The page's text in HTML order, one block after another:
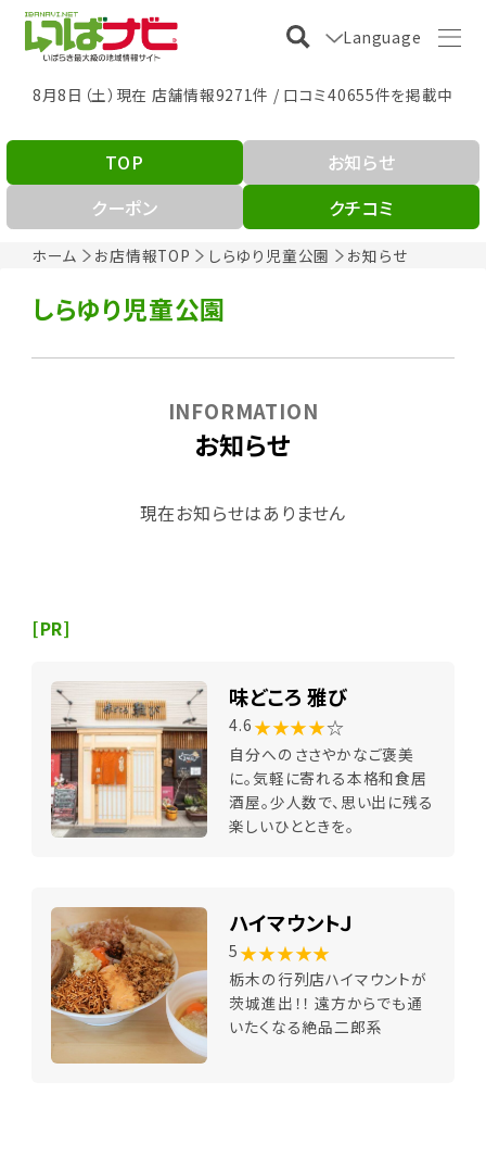
Language
8月8日（土）現在 店舗情報9271件 / 口コミ40655件を掲載中
ホーム お店情報TOP しらゆり児童公園 お知らせ
TOP
お知らせ
クーポン
クチコミ
しらゆり児童公園
お知らせ
INFORMATION
現在お知らせはありません
[PR]
味どころ 雅び
4.6 ★★★★☆
自分へのささやかなご褒美
に。気軽に寄れる本格和食居
酒屋。少人数で、思い出に残る
楽しいひとときを。
ハイマウントＪ
5 ★★★★★
栃木の行列店ハイマウントが
茨城進出！！ 遠方からでも通
いたくなる絶品二郎系